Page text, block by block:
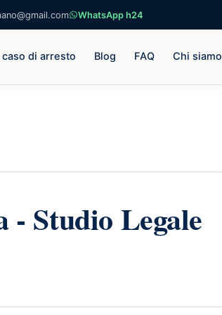
WhatsApp h24
caso di arresto Blog FAQ Chi siamo
- Studio Legale